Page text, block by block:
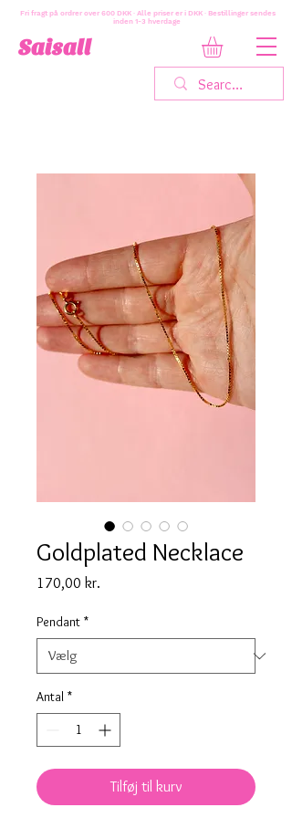
Saisall
Fri fragt på ordrer over 600 DKK · Alle priser er i DKK · Bestillinger sendes
inden 1-3 hverdage
Goldplated Necklace
170,00 kr.
Pendant *
Antal *
Tilføj til kurv